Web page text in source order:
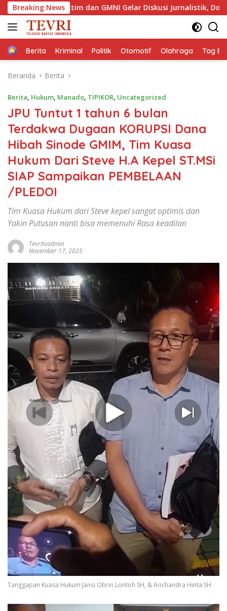
Langsung
ke
konten
Breaking News
Jaktim dan GMNI Gelar Diskusi Jurnalistik, Dorong Gen Z Kritis
HomeBerita Kriminal Politik Otomotif Olahraga Tag
Beranda Berita
Berita, Hukum, Manado, TIPIKOR, Uncategorized
JPU Tuntut 1 tahun 6 bulan
Terdakwa Dugaan KORUPSI Dana
Hibah Sinode GMIM, Tim Kuasa
Hukum Dari Steve H.A Kepel ST.MSi
SIAP Sampaikan PEMBELAAN
/PLEDOI
Tim Kuasa Hukum dari Steve kepel sangat optimis dan
Yakin Putusan nanti bisa memenuhi Rasa keadilan
Tevritvadmin
November 17, 2025
Tanggapan Kuasa Hukum Jansi Obrin Lontoh SH, & Arichandra Hinta SH